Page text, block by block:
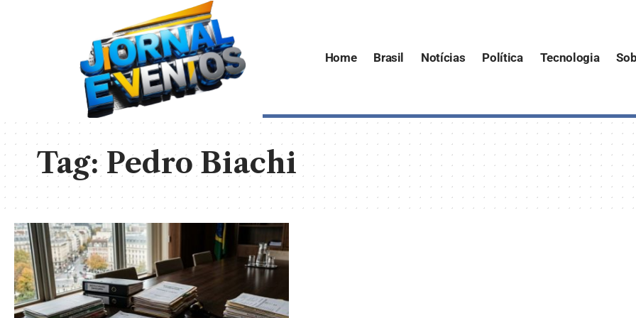
Home Brasil Notícias Política Tecnologia
Tag:Pedro Biachi